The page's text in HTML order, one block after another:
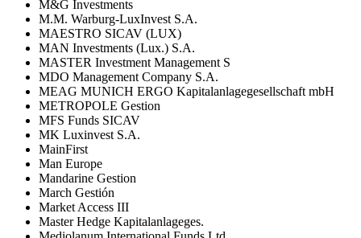
M&G Investments
M.M. Warburg-LuxInvest S.A.
MAESTRO SICAV (LUX)
MAN Investments (Lux.) S.A.
MASTER Investment Management S
MDO Management Company S.A.
MEAG MUNICH ERGO Kapitalanlagegesellschaft mbH
METROPOLE Gestion
MFS Funds SICAV
MK Luxinvest S.A.
MainFirst
Man Europe
Mandarine Gestion
March Gestión
Market Access III
Master Hedge Kapitalanlageges.